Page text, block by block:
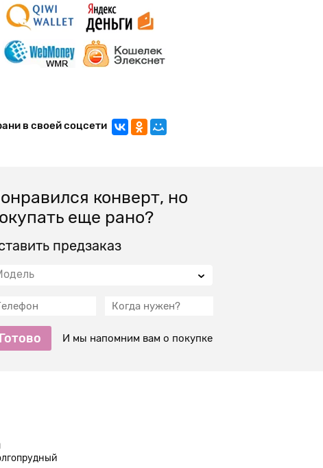
в своей соцсети
конверт, но
еще рано?
предзаказ
Готово И мы напомним вам о покупке